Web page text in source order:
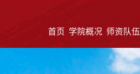
首页 学院概况 师资队伍